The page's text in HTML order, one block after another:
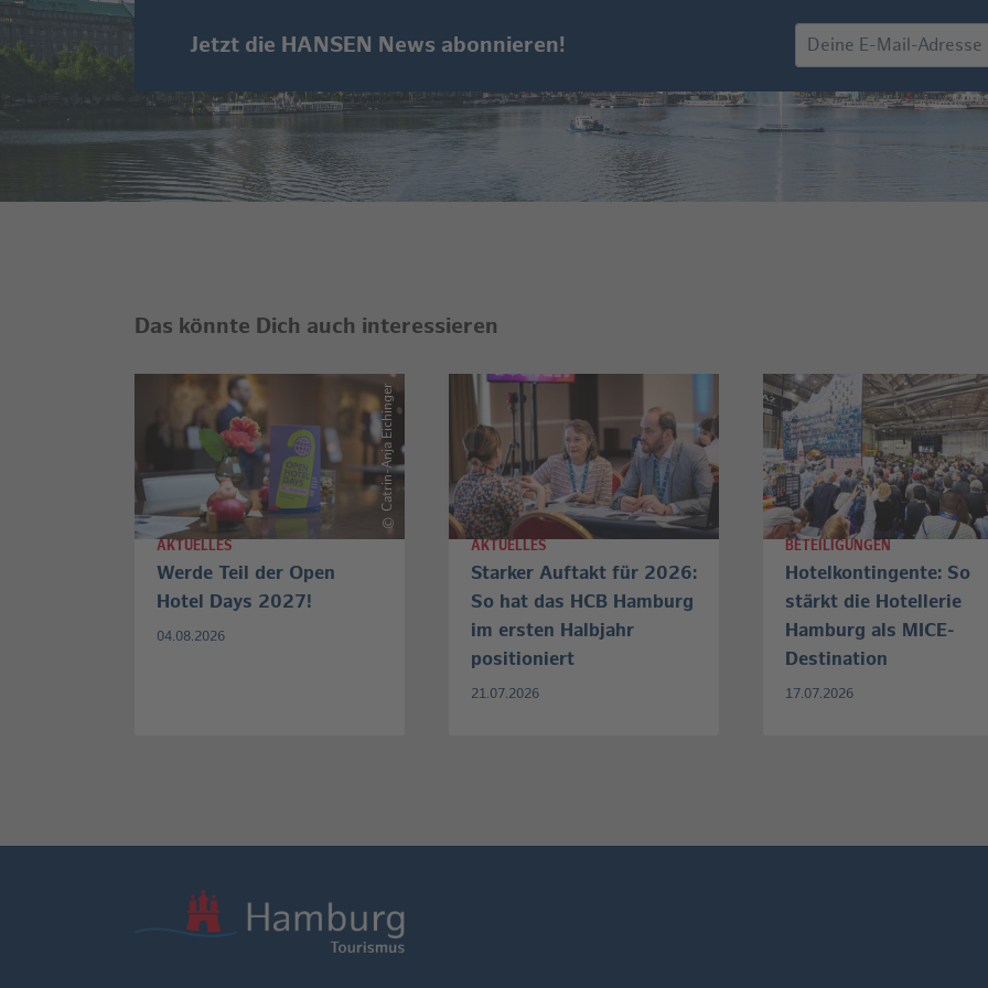
Jetzt die HANSEN News abonnieren!
Das könnte Dich auch interessieren
©
Catrin-Anja Eichinger
AKTUELLES
Werde Teil der Open
Hotel Days 2027!
04.08.2026
AKTUELLES
Starker Auftakt für 2026:
So hat das HCB Hamburg
im ersten Halbjahr
positioniert
21.07.2026
BETEILIGUNGEN
Hotelkontingente: So
stärkt die Hotellerie
Hamburg als MICE-
Destination
17.07.2026